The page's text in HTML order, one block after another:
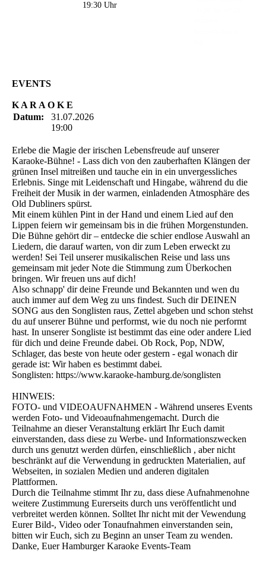
19:30 Uhr
EVENTS
K A R A O K E
Datum:
31.07.2026
19:00
Erlebe die Magie der irischen Lebensfreude auf unserer
Karaoke-Bühne! - Lass dich von den zauberhaften Klängen der
grünen Insel mitreißen und tauche ein in ein unvergessliches
Erlebnis. Singe mit Leidenschaft und Hingabe, während du die
Freiheit der Musik in der warmen, einladenden Atmosphäre des
Old Dubliners spürst.
Mit einem kühlen Pint in der Hand und einem Lied auf den
Lippen feiern wir gemeinsam bis in die frühen Morgenstunden.
Die Bühne gehört dir – entdecke die schier endlose Auswahl an
Liedern, die darauf warten, von dir zum Leben erweckt zu
werden! Sei Teil unserer musikalischen Reise und lass uns
gemeinsam mit jeder Note die Stimmung zum Überkochen
bringen. Wir freuen uns auf dich!
Also schnapp' dir deine Freunde und Bekannten und wen du
auch immer auf dem Weg zu uns findest. Such dir DEINEN
SONG aus den Songlisten raus, Zettel abgeben und schon stehst
du auf unserer Bühne und performst, wie du noch nie performt
hast. In unserer Songliste ist bestimmt das eine oder andere Lied
für dich und deine Freunde dabei. Ob Rock, Pop, NDW,
Schlager, das beste von heute oder gestern - egal wonach dir
gerade ist: Wir haben es bestimmt dabei.
Songlisten: https://www.karaoke-hamburg.de/songlisten
HINWEIS:
FOTO- und VIDEOAUFNAHMEN - Während unseres Events
werden Foto- und Videoaufnahmengemacht. Durch die
Teilnahme an dieser Veranstaltung erklärt Ihr Euch damit
einverstanden, dass diese zu Werbe- und Informationszwecken
durch uns genutzt werden dürfen, einschließlich , aber nicht
beschränkt auf die Verwendung in gedruckten Materialien, auf
Webseiten, in sozialen Medien und anderen digitalen
Plattformen.
Durch die Teilnahme stimmt Ihr zu, dass diese Aufnahmenohne
weitere Zustimmung Eurerseits durch uns veröffentlicht und
verbreitet werden können. Solltet Ihr nicht mit der Vewendung
Eurer Bild-, Video oder Tonaufnahmen einverstanden sein,
bitten wir Euch, sich zu Beginn an unser Team zu wenden.
Danke, Euer Hamburger Karaoke Events-Team